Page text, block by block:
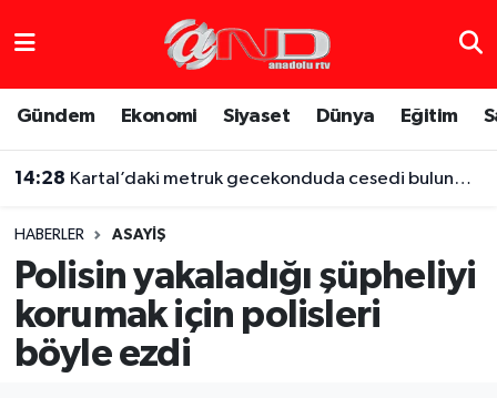
Gündem Ekonomi Siyaset Dünya Eğitim
14:28 Kartal’daki metruk gecekonduda cesedi bulunmuştu, iş arkadaşı altınları için boğarak öldürmüş
HABERLER ASAYIŞ
Polisin yakaladığı şüpheliyi
korumak için polisleri
böyle ezdi
Ekonomi
Gündem
Son Dakika Haberleri
Haber Arşivi